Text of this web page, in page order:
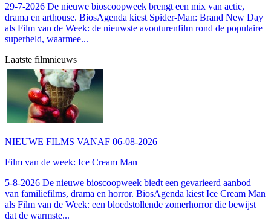
29-7-2026 De nieuwe bioscoopweek brengt een mix van actie,
drama en arthouse. BiosAgenda kiest Spider-Man: Brand New Day
als Film van de Week: de nieuwste avonturenfilm rond de populaire
superheld, waarmee...
Laatste filmnieuws
NIEUWE FILMS VANAF 06-08-2026
Film van de week: Ice Cream Man
5-8-2026 De nieuwe bioscoopweek biedt een gevarieerd aanbod
van familiefilms, drama en horror. BiosAgenda kiest Ice Cream Man
als Film van de Week: een bloedstollende zomerhorror die bewijst
dat de warmste...